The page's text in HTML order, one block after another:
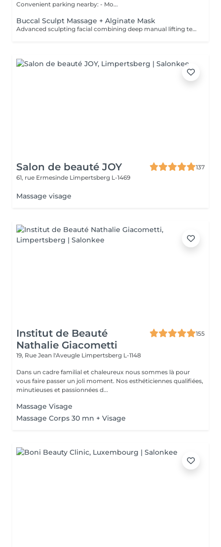
Convenient parking nearby: - Mo...
Buccal Sculpt Massage + Alginate Mask
Advanced sculpting facial combining deep manual lifting techniques with intraoral (buccal) massage to redefine facial contours, release muscle tension, and enhance natural lifting. Includes an alginate mask to calm the skin, restore hydration, and enhance the sculpting effect. Recommended course: 5-10 sessions, 1-2 times per week, followed by maintenance. BENEFITS: - Defined facial contours - Reduced puffiness - Improved circulation - Natural lifting effect - Muscle tension release INDICATIONS: - Loss of facial definition - Puffiness - Muscle tension - Dull skin - Early signs of aging CONTAINDICATIONS: - Active inflammation - Open wounds - Severe acne - Recent invasive procedures - Dental conditions (relative) AFTERCARE: - Stay hydrated - Avoid alcohol and salt on the same day - Maintain regular treatments Sculpt. Lift. Define.
Salon de beauté JOY
137
61, rue Ermesinde Limpertsberg L-1469
Massage visage
Institut de Beauté
Nathalie Giacometti
155
19, Rue Jean l'Aveugle Limpertsberg L-1148
Dans un cadre familial et chaleureux nous sommes là pour
vous faire passer un joli moment. Nos esthéticiennes qualifiées,
minutieuses et passionnées d...
Massage Visage
Massage Corps 30 mn + Visage